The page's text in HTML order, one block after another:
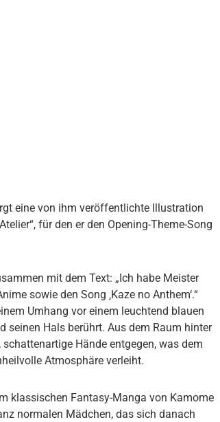
eine von ihm veröffentlichte Illustration
für den er den Opening-Theme-Song
mit dem Text: „Ich habe Meister
sowie den Song ‚Kaze no Anthem‘.“
Umhang vor einem leuchtend blauen
seinen Hals berührt. Aus dem Raum hinter
Hände entgegen, was dem
Atmosphäre verleiht.
klassischen Fantasy-Manga von Kamome
normalen Mädchen, das sich danach